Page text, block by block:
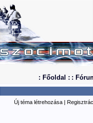
: Főoldal : :
Új téma létrehozása |